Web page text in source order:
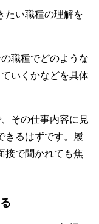
たい職種の理解を
職種でどのような
いくかなどを具体
その仕事内容に見
きるはずです。履
接で聞かれても焦